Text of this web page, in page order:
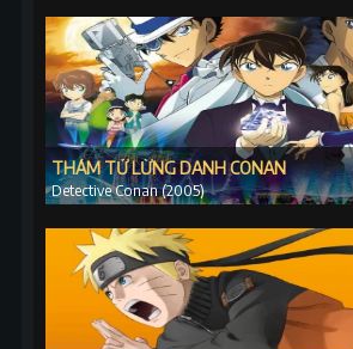
THÁM TỬ LỪNG DANH CONAN
Detective Conan (2005)